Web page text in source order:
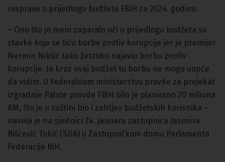
rasprave o prijedlogu budžeta FBiH za 2024. godinu.
– Ono što je meni zaparalo oči u prijedlogu budžeta su
stavke koje se tiču borbe protiv korupcije jer je premijer
Nermin Nikšić tako žestoko najavio borbu protiv
korupcije. Ja kroz ovaj budžet tu borbu ne mogu uopće
da vidim. U Federalnom ministarstvu pravde za projekat
izgradnje Palate pravde FBiH bilo je planirano 20 miliona
KM, što je u suštini bio i zahtjev budžetskih korisnika –
navela je na sjednici 24. januara zastupnica Jasmina
Bišćević Tokić (SDA) u Zastupničkom domu Parlamenta
Federacije BiH.